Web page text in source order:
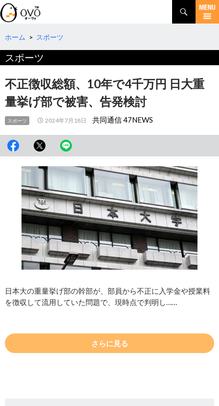
検
索
コ
テ
へ
移
動
ホーム > スポーツ
スポーツ
不正徴収総額、10年で4千万円 日大重
量挙げ部で被害、告発検討
スポーツ 2024年7月18日 共同通信 47NEWS
日本大の重量挙げ部の幹部が、部員から不正に入学金や授業料
を徴収して流用していた問題で、現時点で判明し……
さらに見る